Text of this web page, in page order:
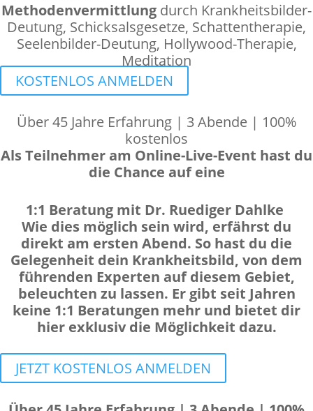
Methodenvermittlung durch Krankheitsbilder-
Deutung, Schicksalsgesetze, Schattentherapie,
Seelenbilder-Deutung, Hollywood-Therapie,
Meditation
KOSTENLOS ANMELDEN
Über 45 Jahre Erfahrung | 3 Abende | 100%
kostenlos
Als Teilnehmer am Online-Live-Event hast du
die Chance auf eine
1:1 Beratung mit Dr. Ruediger Dahlke
Wie dies möglich sein wird, erfährst du
direkt am ersten Abend. So hast du die
Gelegenheit dein Krankheitsbild, von dem
führenden Experten auf diesem Gebiet,
beleuchten zu lassen. Er gibt seit Jahren
keine 1:1 Beratungen mehr und bietet dir
hier exklusiv die Möglichkeit dazu.
JETZT KOSTENLOS ANMELDEN